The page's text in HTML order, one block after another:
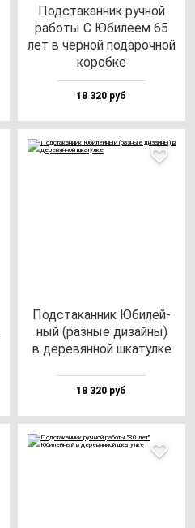
Под­ста­кан­ник руч­ной
ра­бо­ты С Юби­ле­ем 65
лет в чер­ной по­да­роч­ной
ко­роб­ке
18 320 руб
Под­ста­кан­ник Юби­лей­
ный (раз­ные ди­зай­ны)
в де­ре­вян­ной шка­тул­ке
18 320 руб